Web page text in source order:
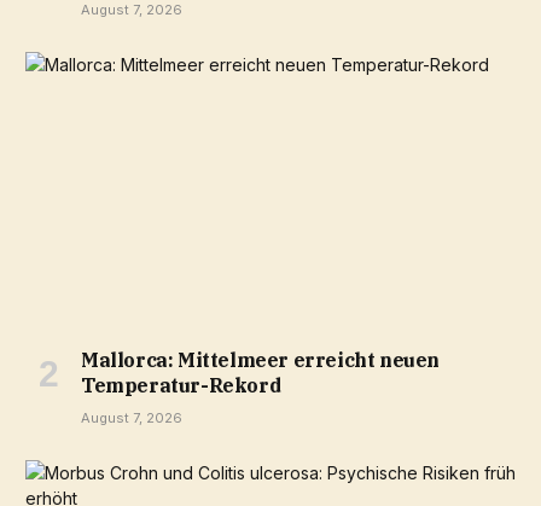
August 7, 2026
Mallorca: Mittelmeer erreicht neuen
Temperatur-Rekord
August 7, 2026